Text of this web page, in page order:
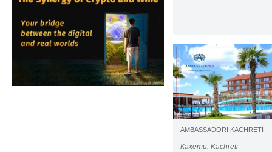
AMBASSADORI KACHRETI
Кахети, Kachreti